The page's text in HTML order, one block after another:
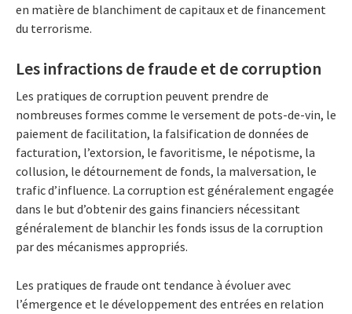
en matière de blanchiment de capitaux et de financement
du terrorisme.
Les infractions de fraude et de corruption
Les pratiques de corruption peuvent prendre de
nombreuses formes comme le versement de pots-de-vin, le
paiement de facilitation, la falsification de données de
facturation, l’extorsion, le favoritisme, le népotisme, la
collusion, le détournement de fonds, la malversation, le
trafic d’influence. La corruption est généralement engagée
dans le but d’obtenir des gains financiers nécessitant
généralement de blanchir les fonds issus de la corruption
par des mécanismes appropriés.
Les pratiques de fraude ont tendance à évoluer avec
l’émergence et le développement des entrées en relation